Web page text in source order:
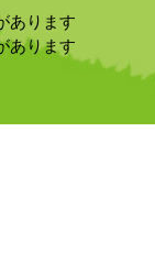
あります
あります